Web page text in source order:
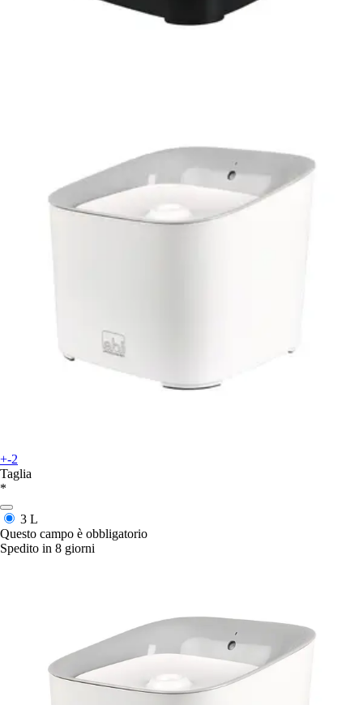
+-2
Taglia
*
3 L
Questo campo è obbligatorio
Spedito in 8 giorni